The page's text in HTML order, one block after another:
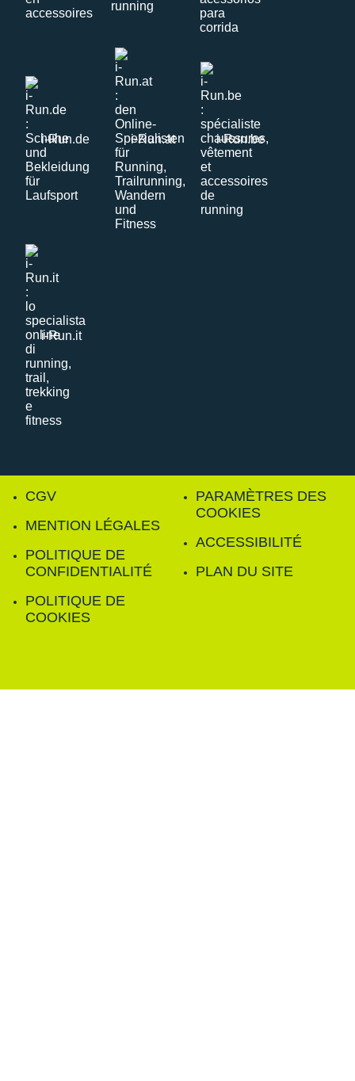
i-Run.de i-Run.at i-Run.be
i-Run.it
CGV
MENTION LÉGALES
POLITIQUE DE
CONFIDENTIALITÉ
POLITIQUE DE
COOKIES
PARAMÈTRES DES
COOKIES
ACCESSIBILITÉ
PLAN DU SITE